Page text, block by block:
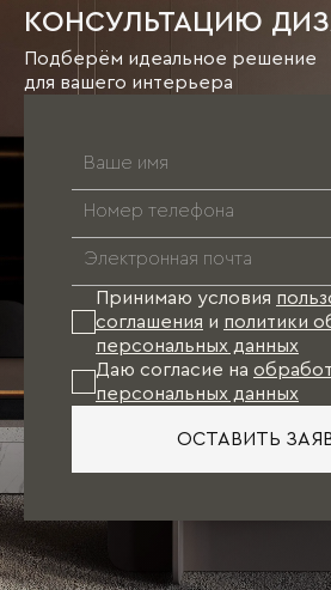
КОНСУЛЬТАЦИЮ
Подберём идеальное решение
для вашего интерьера
Принимаю условия
соглашения и политики
персональных данных
Даю согласие на
персональных данных
ОСТАВИТЬ